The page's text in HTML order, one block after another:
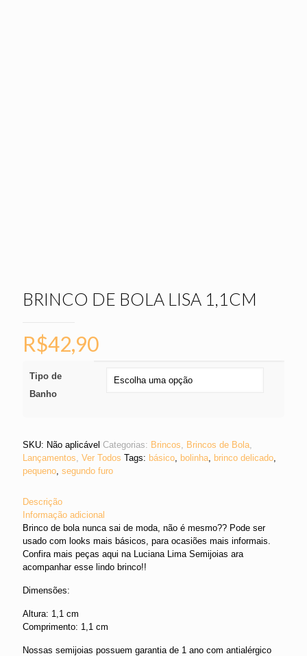
BRINCO DE BOLA LISA 1,1CM
R$42,90
Tipo de
Banho
SKU: Não aplicável Categorias: Brincos, Brincos de Bola,
Lançamentos, Ver Todos Tags: básico, bolinha, brinco delicado,
pequeno, segundo furo
Descrição
Informação adicional
Brinco de bola nunca sai de moda, não é mesmo?? Pode ser
usado com looks mais básicos, para ocasiões mais informais.
Confira mais peças aqui na Luciana Lima Semijoias ara
acompanhar esse lindo brinco!!
Dimensões:
Altura: 1,1 cm
Comprimento: 1,1 cm
Nossas semijoias possuem garantia de 1 ano com antialérgico